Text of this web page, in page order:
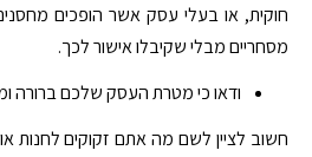
חוקית, או בעלי עסק אשר הופכים
מסחריים מבלי שקיבלו אישור לכך.
ודאו כי מטרת העסק שלכם ברורה
חשוב לציין לשם מה אתם זקוקים לחנות